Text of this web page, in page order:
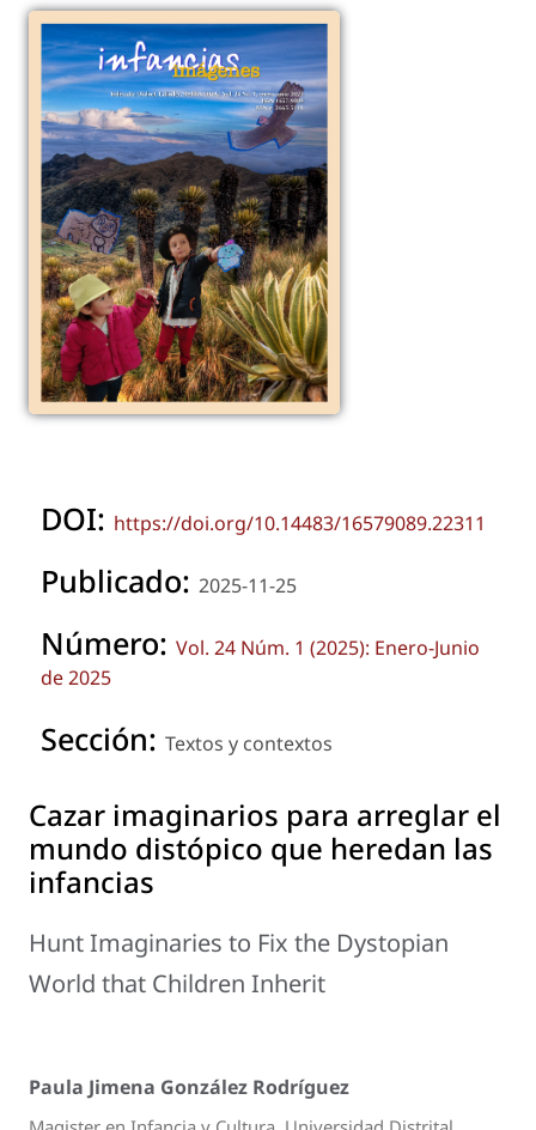
DOI: https://doi.org/10.14483/16579089.22311
Publicado: 2025-11-25
Número: Vol. 24 Núm. 1 (2025): Enero-Junio
de 2025
Sección: Textos y contextos
Cazar imaginarios para arreglar el
mundo distópico que heredan las
infancias
Hunt Imaginaries to Fix the Dystopian
World that Children Inherit
Paula Jimena González Rodríguez